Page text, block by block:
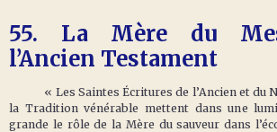
55. La Mère du
l’Ancien Testament
« Les Saintes Écritures de l’Ancien et du
la Tradition vénérable mettent dans une
grande le rôle de la Mère du sauveur dans